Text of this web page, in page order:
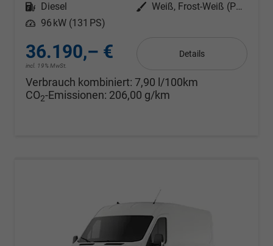
Kraftstoff
Diesel Außenfarbe
Weiß, Frost-Weiß (PN3GZ0)
Leistung 96 kW (131 PS)
36.190,– €
incl. 19% MwSt.
Details
Verbrauch kombiniert: 7,90 l/100km
CO2-Emissionen: 206,00 g/km